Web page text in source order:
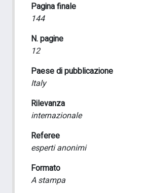
Pagina finale
144
N. pagine
12
Paese di pubblicazione
Italy
Rilevanza
internazionale
Referee
esperti anonimi
Formato
A stampa